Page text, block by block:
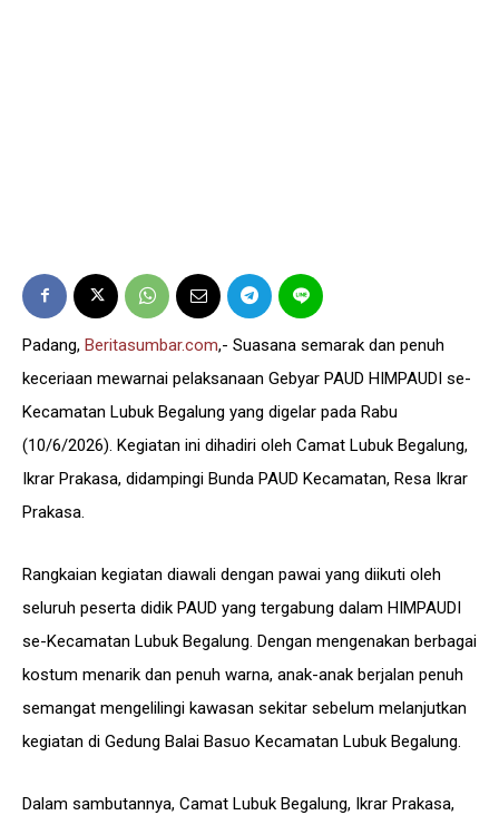
Padang, Beritasumbar.com,- Suasana semarak dan penuh
keceriaan mewarnai pelaksanaan Gebyar PAUD HIMPAUDI se-
Kecamatan Lubuk Begalung yang digelar pada Rabu
(10/6/2026). Kegiatan ini dihadiri oleh Camat Lubuk Begalung,
Ikrar Prakasa, didampingi Bunda PAUD Kecamatan, Resa Ikrar
Prakasa.
Rangkaian kegiatan diawali dengan pawai yang diikuti oleh
seluruh peserta didik PAUD yang tergabung dalam HIMPAUDI
se-Kecamatan Lubuk Begalung. Dengan mengenakan berbagai
kostum menarik dan penuh warna, anak-anak berjalan penuh
semangat mengelilingi kawasan sekitar sebelum melanjutkan
kegiatan di Gedung Balai Basuo Kecamatan Lubuk Begalung.
Dalam sambutannya, Camat Lubuk Begalung, Ikrar Prakasa,